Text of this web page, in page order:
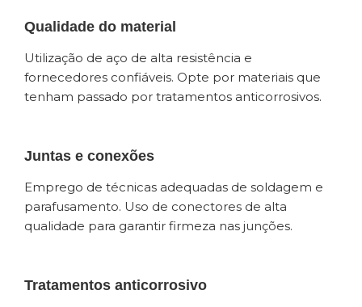
Qualidade do material
Utilização de aço de alta resistência e
fornecedores confiáveis. Opte por materiais que
tenham passado por tratamentos anticorrosivos.
Juntas e conexões
Emprego de técnicas adequadas de soldagem e
parafusamento. Uso de conectores de alta
qualidade para garantir firmeza nas junções.
Tratamentos anticorrosivo